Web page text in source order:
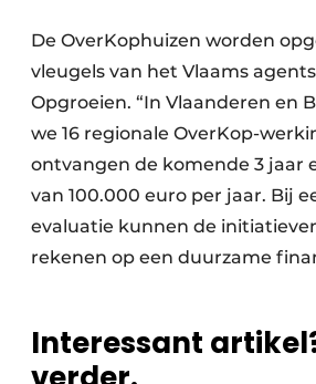
De OverKophuizen worden
vleugels van het Vlaams
Opgroeien. “In Vlaanderen en
we 16 regionale OverKop-
ontvangen de komende 3 jaar
van 100.000 euro per jaar. Bij
evaluatie kunnen de
rekenen op een duurzame
Interessant